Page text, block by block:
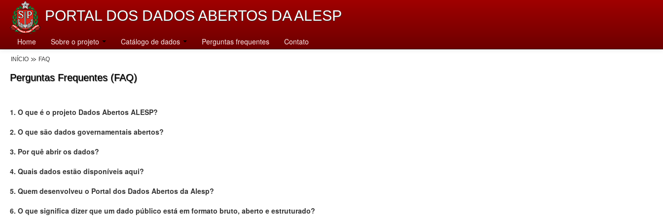
PORTAL DOS DADOS ABERTOS DA ALESP
Home Sobre o projeto Catálogo de dados Perguntas frequentes Contato
INÍCIO FAQ
Perguntas Frequentes (FAQ)
1. O que é o projeto Dados Abertos ALESP?
2. O que são dados governamentais abertos?
3. Por quê abrir os dados?
4. Quais dados estão disponíveis aqui?
5. Quem desenvolveu o Portal dos Dados Abertos da Alesp?
6. O que significa dizer que um dado público está em formato bruto, aberto e estruturado?